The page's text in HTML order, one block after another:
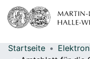
Bereiche &
Startseite